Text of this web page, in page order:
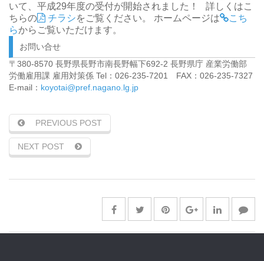
いて、平成29年度の受付が開始されました！
詳しくはこ
ちらの
チラシをご覧ください。 ホームページは
こち
らからご覧いただけます。
お問い合せ
〒380-8570 長野県長野市南長野幅下692-2 長野県庁 産業労働部
労働雇用課 雇用対策係 Tel：026-235-7201 FAX：026-235-7327
E-mail： koyotai@pref.nagano.lg.jp
PREVIOUS POST
NEXT POST